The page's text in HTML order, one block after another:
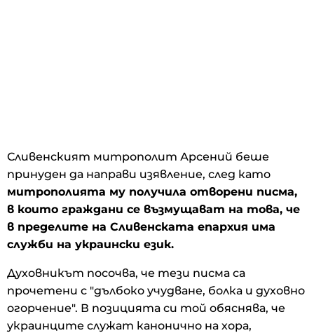
Сливенският митрополит Арсений беше
принуден да направи изявление, след като
митрополията му получила отворени писма,
в които граждани се възмущават на това, че
в пределите на Сливенската епархия има
служби на украински език.
Духовникът посочва, че тези писма са
прочетени с "дълбоко учудване, болка и духовно
огорчение". В позицията си той обяснява, че
украинците служат канонично на хора,